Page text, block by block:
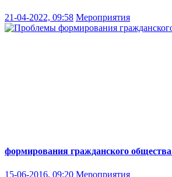
21-04-2022, 09:58 Мероприятия
формирования гражданского общества
15-06-2016, 09:20 Мероприятия